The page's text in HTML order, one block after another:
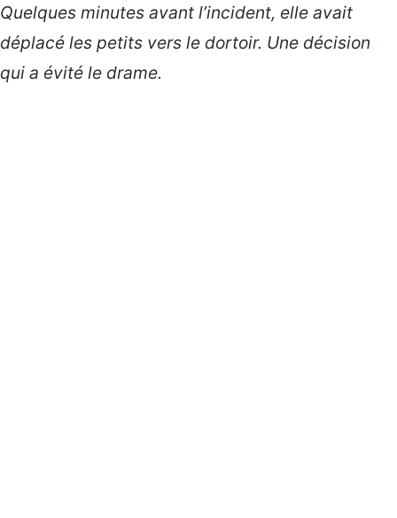
Quelques minutes avant l’incident, elle avait
déplacé les petits vers le dortoir. Une décision
qui a évité le drame.